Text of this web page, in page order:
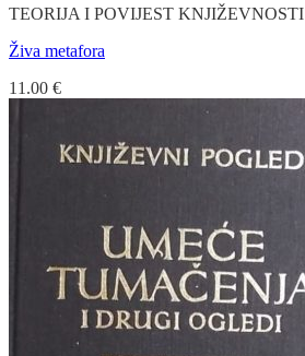
TEORIJA I POVIJEST KNJIŽEVNOSTI
Živa metafora
11.00 €